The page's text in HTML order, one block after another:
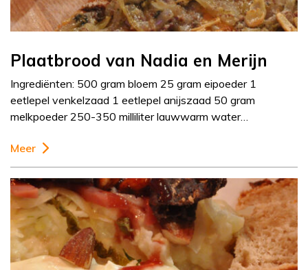
Plaatbrood van Nadia en Merijn
Ingrediënten: 500 gram bloem 25 gram eipoeder 1
eetlepel venkelzaad 1 eetlepel anijszaad 50 gram
melkpoeder 250-350 milliliter lauwwarm water…
Meer